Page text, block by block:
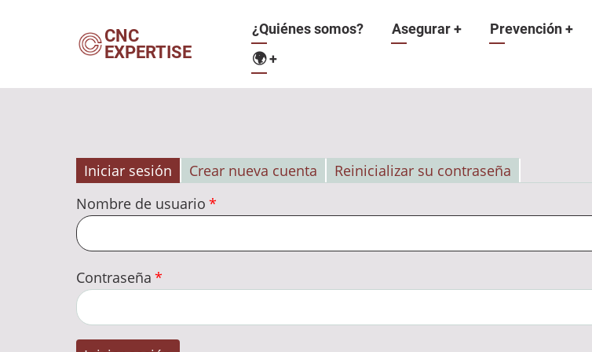
CNC
EXPERTISE
Navegación
principal
¿Quiénes somos? Asegurar+ Prevención+
🌍+
Solapas
principales
Iniciar sesión Crear nueva cuenta
Reinicializar su contraseña
Nombre de usuario
Contraseña